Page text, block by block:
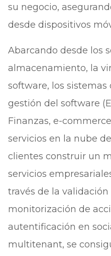
su negocio,
desde dispositivos
Abarcando desde los
almacenamiento, la
software, los sistemas
gestión del software
Finanzas, e-
servicios en la nube
clientes construir un
servicios
través de la validación
monitorización de
autentificación en
multitenant, se